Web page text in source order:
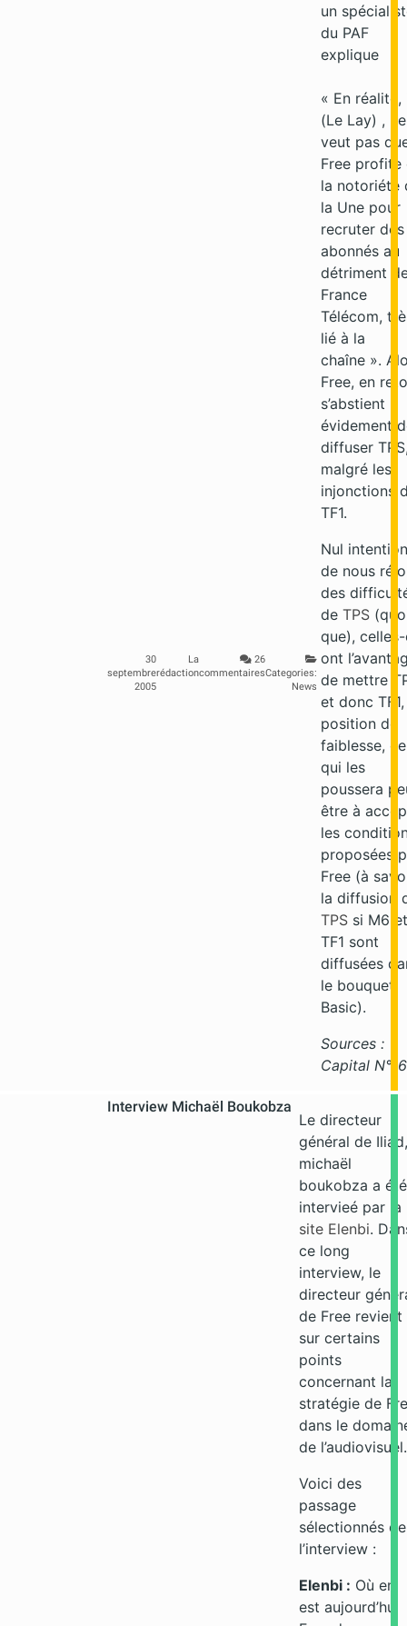
30
septembre
2005
La
rédaction
26
commentairesCategories:
News
un
du PAF
explique
« En réalité,
(Le Lay) , ne
veut pas
Free profite
la notoriété
la Une pour
recruter des
abonnés au
détriment
France
Télécom,
lié à la
chaîne ».
Free, en
s’abstient
évidement
diffuser
malgré les
injonctions
TF1.
Nul intention
de nous
des
de TPS
que),
ont
de mettre
et donc
position de
faiblesse, ce
qui les
poussera
être à
les
proposées
Free (à
la diffusion
TPS si M6 et
TF1 sont
diffusées
le bouquet
Basic).
Sources :
Capital
Interview Michaël Boukobza
Le directeur
général de Iliad,
michaël
boukobza a été
intervieé par la
site Elenbi.
ce long
interview, le
directeur
de Free revient
sur certains
points
concernant la
stratégie de
dans le
de l’audiovisuel.
Voici des
passage
sélectionnés de
l’interview :
Elenbi : Où en
est aujourd’hui